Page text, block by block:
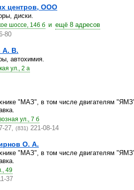
центров, ООО
диски.
шоссе, 146 б и ещё 8 адресов
80
А. В.
автохимия.
ул., 2 а
"МАЗ", в том числе двигателям
ул., 7 б
27, (831) 221-08-14
О. А.
"МАЗ", в том числе двигателям
49
37